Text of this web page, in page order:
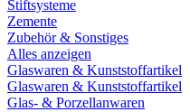
Stiftsysteme
Zemente
Zubehör & Sonstiges
Alles anzeigen
Glaswaren & Kunststoffartikel
Glaswaren & Kunststoffartikel
Glas- & Porzellanwaren